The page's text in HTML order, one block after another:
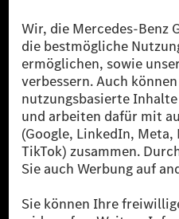
reduzierte CO₂-Emissionen bei der
zertifizierte Ausgleichsprojekte
[2] Renewable Charging ist ein
Public in Europa, den USA, Kanada
Ladestation noch kein Strom aus
verwendet Renewable Charging
sicher, dass für Ladevorgänge über
Strommenge aus erneuerbaren
Sie stammen ausschließlich aus
als sechs Jahre sind.
* Inkl. EKOenergy Ökolabel
* Die angegebenen Werte wurden
Messverfahren WLTP (Worldwide